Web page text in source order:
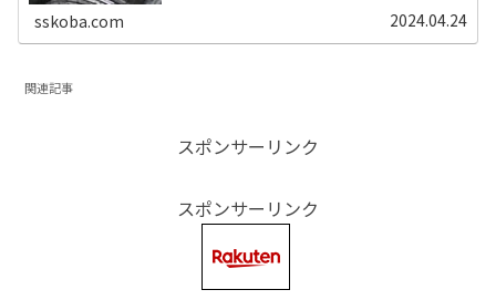
sskoba.com 2024.04.24
関連記事
スポンサーリンク
スポンサーリンク